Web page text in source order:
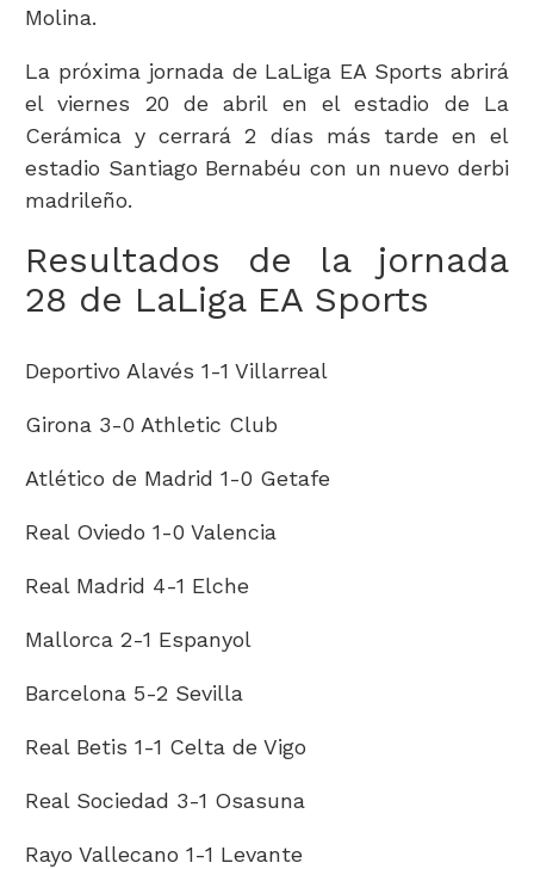
Molina.
La próxima jornada de LaLiga EA Sports abrirá
el viernes 20 de abril en el estadio de La
Cerámica y cerrará 2 días más tarde en el
estadio Santiago Bernabéu con un nuevo derbi
madrileño.
Resultados de la jornada
28 de LaLiga EA Sports
Deportivo Alavés 1-1 Villarreal
Girona 3-0 Athletic Club
Atlético de Madrid 1-0 Getafe
Real Oviedo 1-0 Valencia
Real Madrid 4-1 Elche
Mallorca 2-1 Espanyol
Barcelona 5-2 Sevilla
Real Betis 1-1 Celta de Vigo
Real Sociedad 3-1 Osasuna
Rayo Vallecano 1-1 Levante